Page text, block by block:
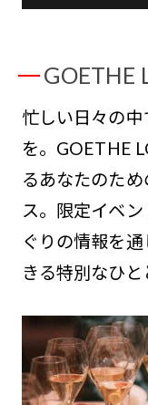
GOETHE
忙しい日々の
を。GOETHE
るあなたのた
ス。限定イベ
ぐりの情報を
きる特別なひと